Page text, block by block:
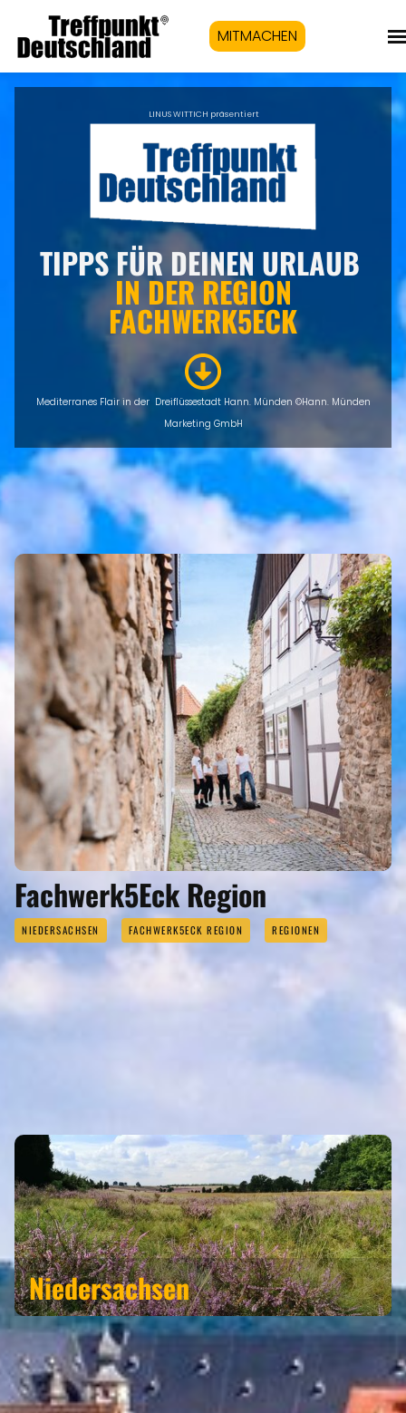
MITMACHEN
LINUS WITTICH präsentiert
TIPPS FÜR DEINEN URLAUB
IN DER REGION
FACHWERK5ECK
Mediterranes Flair in der Dreiflüssestadt Hann. Münden ©Hann. Münden
Marketing GmbH
INTRO
Fachwerk5Eck Region
NIEDERSACHSEN FACHWERK5ECK REGION REGIONEN
FACHWERK5ECK GEHÖRT ZU DEN
Niedersachsen